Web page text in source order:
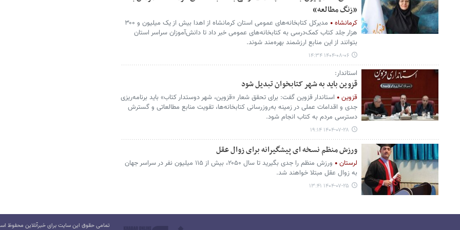
«زنگ مطالعه»
کرمانشاه
مدیرکل کتابخانه‌های عمومی استان کرمانشاه از اهدا بیش از یک میلیون و ۳۰۰
هزار جلد کتاب کمک‌درسی به کتابخانه‌های عمومی خبر داد تا دانش‌آموزان سراسر استان
بتوانند از این منابع ارزشمند بهره‌مند شوند.
۱۴۰۴-۰۸-۰۶ ۱۴:۳۴
استاندار:
قزوین باید به شهر کتابخوان تبدیل شود
قزوین
استاندار قزوین گفت: برای تحقق شعار «قزوین، شهر دوستدار کتاب» باید برنامه‌ریزی
جدی و اقدامات عملی در زمینه به‌روزرسانی کتابخانه‌ها، تقویت منابع مطالعاتی و گسترش
دسترسی مردم به کتاب انجام شود.
۱۴۰۴-۰۷-۲۸ ۱۹:۱۴
ورزش منظم نسخه ای پیشگیرانه برای زوال عقل
لرستان
ورزش منظم را جدی بگیرید تا سال ۲۰۵۰، بیش از ۱۱۵ میلیون نفر در سراسر جهان
به زوال عقل مبتلا خواهند شد.
۱۴۰۴-۰۷-۲۵ ۱۳:۴۱
تمامی حقوق این سایت برای خبرآنلاین محفوظ